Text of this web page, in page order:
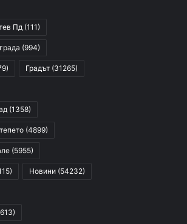
Пд (111)
(994)
Градът (31265)
(1358)
(4899)
(5955)
Новини (54232)